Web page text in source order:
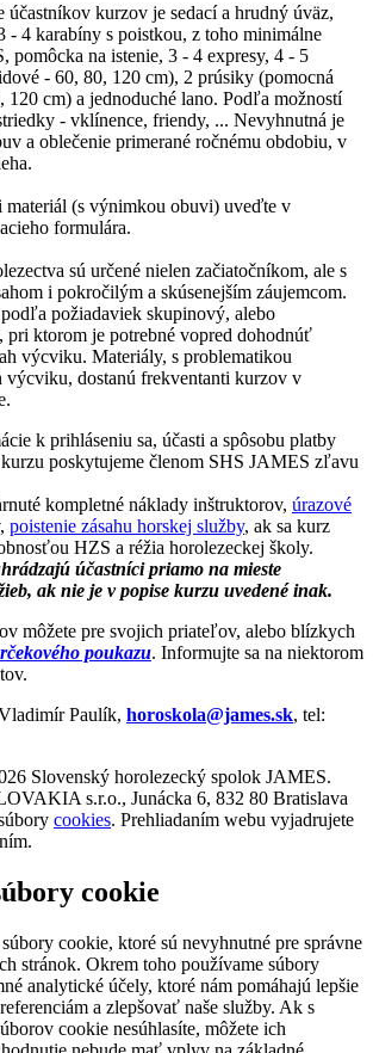
účastníkov kurzov je sedací a hrudný úväz,
- 4 karabíny s poistkou, z toho minimálne
pomôcka na istenie, 3 - 4 expresy, 4 - 5
- 60, 80, 120 cm), 2 prúsiky (pomocná
120 cm) a jednoduché lano. Podľa možností
- vklínence, friendy, ... Nevyhnutná je
a oblečenie primerané ročnému obdobiu, v
materiál (s výnimkou obuvi) uveďte v
formulára.
sú určené nielen začiatočníkom, ale s
i pokročilým a skúsenejším záujemcom.
požiadaviek skupinový, alebo
ktorom je potrebné vopred dohodnúť
výcviku. Materiály, s problematikou
výcviku, dostanú frekventanti kurzov v
k prihláseniu sa, účasti a spôsobu platby
poskytujeme členom SHS JAMES zľavu
kompletné náklady inštruktorov, úrazové
poistenie zásahu horskej služby, ak sa kurz
HZS a réžia horolezeckej školy.
účastníci priamo na mieste
ak nie je v popise kurzu uvedené inak.
môžete pre svojich priateľov, alebo blízkych
poukazu. Informujte sa na niektorom
Paulík, horoskola@james.sk, tel:
Slovenský horolezecký spolok JAMES.
s.r.o., Junácka 6, 832 80 Bratislava
cookies. Prehliadaním webu vyjadrujete
cookie
cookie, ktoré sú nevyhnutné pre správne
stránok. Okrem toho používame súbory
analytické účely, ktoré nám pomáhajú lepšie
a zlepšovať naše služby. Ak s
cookie nesúhlasíte, môžete ich